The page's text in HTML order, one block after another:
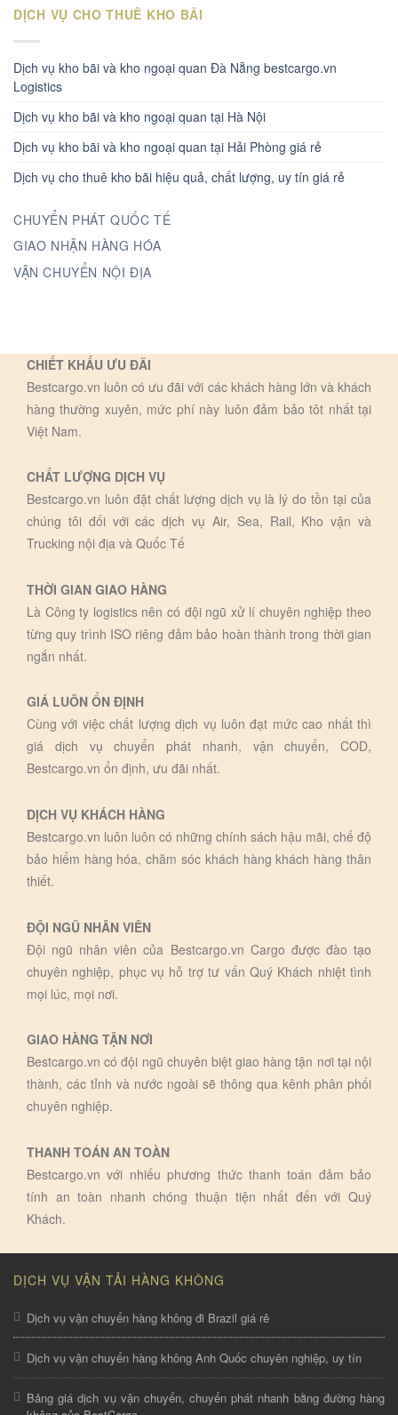
DỊCH VỤ CHO THUÊ KHO BÃI
Dịch vụ kho bãi và kho ngoại quan Đà Nẵng bestcargo.vn
Logistics
Dịch vụ kho bãi và kho ngoại quan tại Hà Nội
Dịch vụ kho bãi và kho ngoại quan tại Hải Phòng giá rẻ
Dịch vụ cho thuê kho bãi hiệu quả, chất lượng, uy tín giá rẻ
CHUYỂN PHÁT QUỐC TẾ
GIAO NHẬN HÀNG HÓA
VẬN CHUYỂN NỘI ĐỊA
CHIẾT KHẤU ƯU ĐÃI
Bestcargo.vn luôn có ưu đãi với các khách hàng lớn và khách
hàng thường xuyên, mức phí này luôn đảm bảo tôt nhất tại
Việt Nam.
CHẤT LƯỢNG DỊCH VỤ
Bestcargo.vn luôn đặt chất lượng dịch vụ là lý do tồn tại của
chúng tôi đối với các dịch vụ Air, Sea, Rail, Kho vận và
Trucking nội địa và Quốc Tế
THỜI GIAN GIAO HÀNG
Là Công ty logistics nên có đội ngũ xử lí chuyên nghiệp theo
từng quy trình ISO riêng đảm bảo hoàn thành trong thời gian
ngắn nhất.
GIÁ LUÔN ỔN ĐỊNH
Cùng với việc chất lượng dịch vụ luôn đạt mức cao nhất thì
giá dịch vụ chuyển phát nhanh, vận chuyển, COD,
Bestcargo.vn ổn định, ưu đãi nhất.
DỊCH VỤ KHÁCH HÀNG
Bestcargo.vn luôn luôn có những chính sách hậu mãi, chế độ
bảo hiểm hàng hóa, chăm sóc khách hàng khách hàng thân
thiết.
ĐỘI NGŨ NHÂN VIÊN
Đội ngũ nhân viên của Bestcargo.vn Cargo được đào tạo
chuyên nghiệp, phục vụ hỗ trợ tư vấn Quý Khách nhiệt tình
mọi lúc, mọi nơi.
GIAO HÀNG TẬN NƠI
Bestcargo.vn có đội ngũ chuyên biệt giao hàng tận nơi tại nội
thành, các tỉnh và nước ngoài sẽ thông qua kênh phân phối
chuyên nghiệp.
THANH TOÁN AN TOÀN
Bestcargo.vn với nhiếu phương thức thanh toán đảm bảo
tính an toàn nhanh chóng thuận tiện nhất đến với Quý
Khách.
DỊCH VỤ VẬN TẢI HÀNG KHÔNG
Dịch vụ vận chuyển hàng không đi Brazil giá rẻ
Dịch vụ vận chuyển hàng không Anh Quốc chuyên nghiệp, uy tín
Bảng giá dịch vụ vận chuyển, chuyển phát nhanh bằng đường hàng